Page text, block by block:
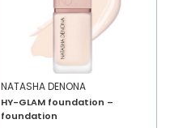
NATASHA DENONA
HY-GLAM foundation –
foundation